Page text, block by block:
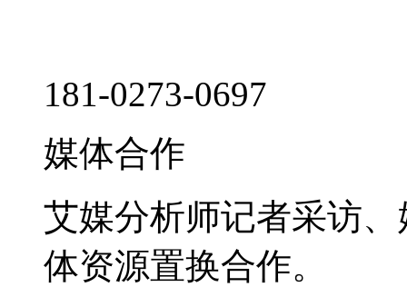
181-0273-0697
媒体合作
艾媒分析师记者采访
体资源置换合作。